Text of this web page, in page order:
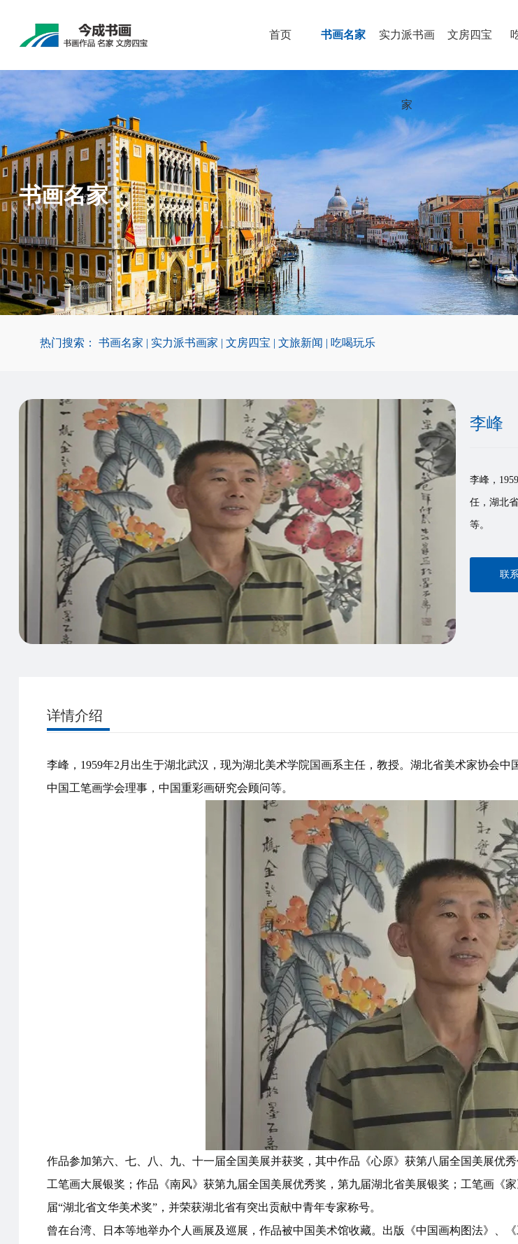
首页 书画名家 实力派书画
家
文房四宝
书画名家
热门搜索： 书画名家 | 实力派书画家 | 文房四宝 | 文旅新闻 | 吃喝玩乐
李峰
李峰，
任，湖北
等。
联
详情介绍
李峰，1959年2月出生于湖北武汉，现为湖北美术学院国画系主任，教授。湖北省美术家协会
中国工笔画学会理事，中国重彩画研究会顾问等。
作品参加第六、七、八、九、十一届全国美展并获奖，其中作品《心原》获第八届全国美展优
工笔画大展银奖；作品《南风》获第九届全国美展优秀奖，第九届湖北省美展银奖；工笔画《
届“湖北省文华美术奖”，并荣获湖北省有突出贡献中青年专家称号。
曾在台湾、日本等地举办个人画展及巡展，作品被中国美术馆收藏。出版《中国画构图法》、